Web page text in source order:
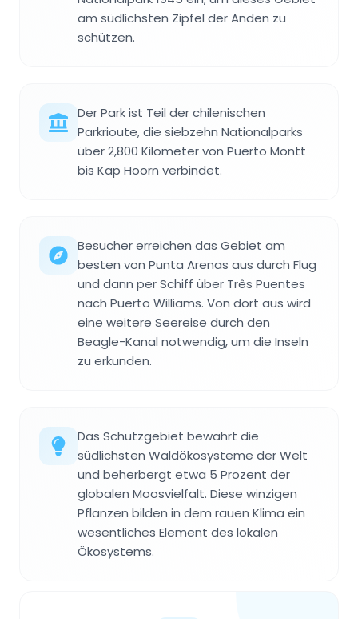
am südlichsten Zipfel der Anden zu
schützen.
Der Park ist Teil der chilenischen
Parkrioute, die siebzehn Nationalparks
über 2,800 Kilometer von Puerto Montt
bis Kap Hoorn verbindet.
Besucher erreichen das Gebiet am
besten von Punta Arenas aus durch Flug
und dann per Schiff über Três Puentes
nach Puerto Williams. Von dort aus wird
eine weitere Seereise durch den
Beagle-Kanal notwendig, um die Inseln
zu erkunden.
Das Schutzgebiet bewahrt die
südlichsten Waldökosysteme der Welt
und beherbergt etwa 5 Prozent der
globalen Moosvielfalt. Diese winzigen
Pflanzen bilden in dem rauen Klima ein
wesentliches Element des lokalen
Ökosystems.